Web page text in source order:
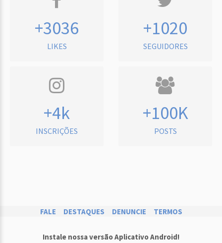
+3036
LIKES
+1020
SEGUIDORES
+4k
INSCRIÇÕES
+100K
POSTS
FALE DESTAQUES DENUNCIE TERMOS
Instale nossa versão Aplicativo Android!